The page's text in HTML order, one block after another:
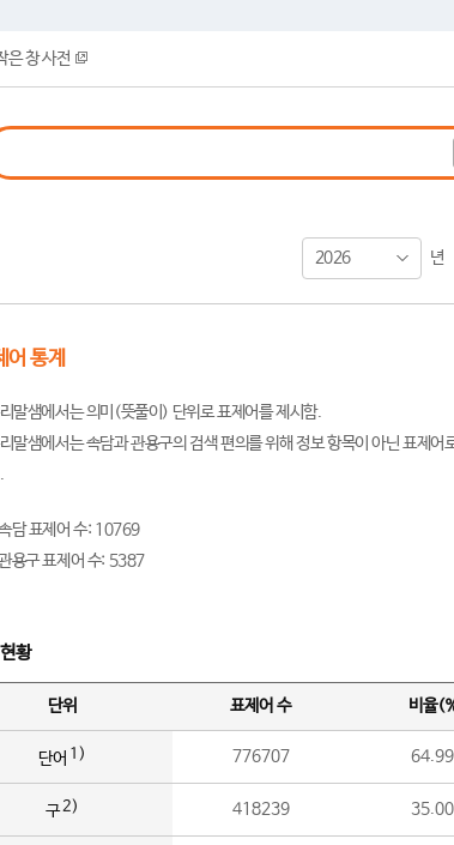
은 창 사전
2026 년
어 통계
말샘에서는 의미(뜻풀이) 단위로 표제어를 제시함.
말샘에서는 속담과 관용구의 검색 편의를 위해 정보 항목이 아닌 표제
담 표제어 수: 10769
용구 표제어 수: 5387
황
단위 표제어 수 비율
단어 1) 776707
구2) 418239